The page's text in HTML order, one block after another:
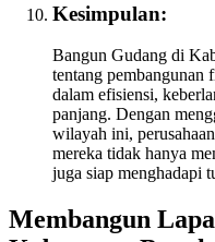
Kesimpulan:
Bangun Gudang di
tentang pembangunan
dalam efisiensi,
panjang. Dengan
wilayah ini,
mereka tidak hanya
juga siap menghadapi
Membangun